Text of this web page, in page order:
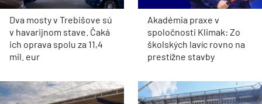
Dva mosty v Trebišove sú
v havarijnom stave. Čaká
ich oprava spolu za 11,4
mil. eur
Akadémia praxe v
spoločnosti Klimak: Zo
školských lavíc rovno na
prestížne stavby